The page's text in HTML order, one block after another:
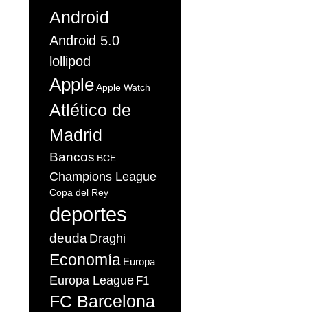
Android
Android 5.0
lollipod
AppleApple Watch
Atlético de
Madrid
Bancos BCE
Champions League
Copa del Rey
deportes
deuda Draghi
Economía Europa
Europa League F1
FC Barcelona